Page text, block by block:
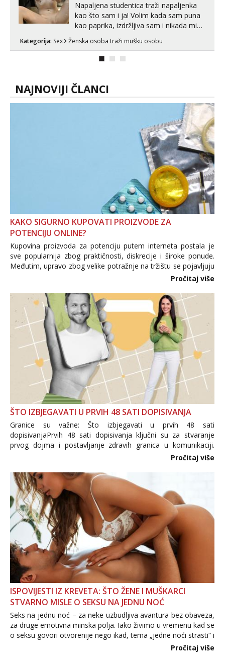
Napaljena studentica traži napaljenka
kao što sam i ja! Volim kada sam puna
kao paprika, izdržljiva sam i nikada mi
puta dnevno bilo kad i bilo gdje zato se
javi što prije da me isprobaš Klikni na
Kategorija: Sex Ženska osoba traži mušku osobu
NAJNOVIJI ČLANCI
KAKO SIGURNO KUPOVATI PROIZVODE ZA
POTENCIJU ONLINE?
Kupovina proizvoda za potenciju putem interneta postala je
sve popularnija zbog praktičnosti, diskrecije i široke ponude.
Međutim, upravo zbog velike potražnje na tržištu se pojavljuju
i brojni krivotvoreni proizvodi, nepouzdane internetske
Pročitaj više
ŠTO IZBJEGAVATI U PRVIH 48 SATI DOPISIVANJA
Granice su važne: Što izbjegavati u prvih 48 sati
dopisivanjaPrvih 48 sati dopisivanja ključni su za stvaranje
prvog dojma i postavljanje zdravih granica u komunikaciji.
Važno je izbjeći prebrzo otkrivanje osobnih ili intimnih
informacija, jer nepoznata osoba još nije zaslužila to
povjerenje. Takođe...
Pročitaj više
ISPOVIJESTI IZ KREVETA: ŠTO ŽENE I MUŠKARCI
STVARNO MISLE O SEKSU NA JEDNU NOĆ
Seks na jednu noć – za neke uzbudljiva avantura bez obaveza,
za druge emotivna minska polja. Iako živimo u vremenu kad se
o seksu govori otvorenije nego ikad, tema „jedne noći strasti“ i
dalje izaziva burne rasprave. Što zapravo misle žene, a što
Pročitaj više